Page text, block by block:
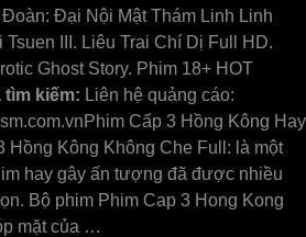
Đoàn: Đại Nội Mật Thám Linh Linh
III. Liêu Trai Chí Dị Full HD.
Ghost Story. Phim 18+ HOT
tìm kiếm: Liên hệ quảng cáo:
Cấp 3 Hồng Kông Hay
Hồng Kông Không Che Full: là một
hay gây ấn tượng đã được nhiều
Bộ phim Phim Cap 3 Hong Kong
mặt của …